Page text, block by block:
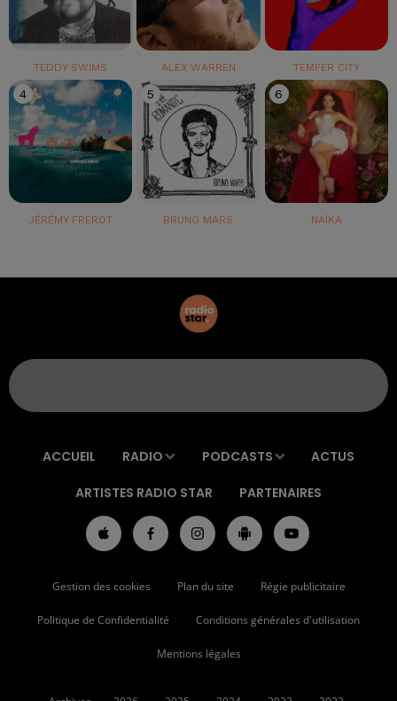
TEDDY SWIMS ALEX WARREN TEMPER CITY
4
JÉRÉMY FREROT
5
BRUNO MARS
6
NAÏKA
ACCUEIL RADIO PODCASTS ACTUS
ARTISTES RADIO STAR PARTENAIRES
Gestion des cookies Plan du site Régie publicitaire
Politique de Confidentialité Conditions générales d'utilisation
Mentions légales